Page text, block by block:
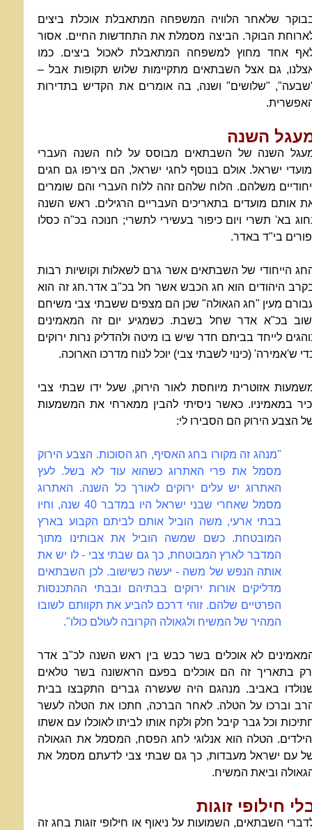
שלאחר הלוויה המשפחה המתאבלת אוכלת ביצים
הבוקר. הביצה מסמלת את התחדשות החיים. אסור
אחד מחוץ למשפחה המתאבלת לאכול ביצים. כמו
גם אצל השבתאים מתקיימות שלוש תקופות אבל –
"שלושים" ושנה, בה אומרים את הקדיש בתדירות
השנה
השנה של השבתאים מבוסס על לוח השנה העברי
ישראל. אולם בנוסף לחגי ישראל, הם צירפו גם חגים
משלהם. הלוח שלהם זהה ללוח העברי והם שומרים
אותם מועדים בתאריכים העבריים הרגילים. ראש השנה
בא' תשרי ויום כיפור בעשירי לתשרי; חנוכה בכ"ה כסלו
בי"ד באדר.
הייחודי של השבתאים אשר גרם לשאלות וקושיות רבות
היהודים הוא חג הכבש אשר חל בכ"ב אדר.חג זה הוא
מעין "חג הגאולה" שכן הם מצפים ששבתי צבי משיחם
בכ"א אדר שחל בשבת. כשמגיע יום זה המאמינים
לייחד בביתם חדר שיש בו מיטה ולהדליק נרות ירוקים
ש'אמירה' (כינוי לשבתי צבי) יוכל לנוח מדרכו הארוכה.
אזוטרית מיוחסת לאור הירוק, שעל ידו שבתי צבי
במאמיניו. כאשר ניסיתי להבין ממארחי את המשמעות
הצבע הירוק הם הסבירו לי:
"מנהג זה מקורו בחג האסיף, חג הסוכות. הצבע הירוק
מסמל את פרי האתרוג כשהוא עוד לא בשל. לעץ
האתרוג יש עלים ירוקים לאורך כל השנה. האתרוג
מסמל שאחרי שבני ישראל היו במדבר 40 שנה, וחיו
בבתי ארעי, משה הוביל אותם לביתם הקבוע בארץ
המובטחת. כשם שמשה הוביל את אבותינו מתוך
המדבר לארץ המבוטחת, כך גם שבתי צבי - לו יש את
אותה הנפש של משה - יעשה כשישוב. לכן השבתאים
מדליקים אורות ירוקים בבתיהם ובבתי ההתכנסות
הפרטיים שלהם. זוהי דרכם להביע את תקוותם לשובו
המהיר של המשיח ולגאולה הקרובה לעולם כולו".
לא אוכלים בשר כבש בין ראש השנה לכ"ב אדר
בתאריך זה הם אוכלים בפעם הראשונה בשר טלאים
באביב. מנהגם היה שעשרה גברים התקבצו בבית
וברכו על הטלה. לאחר הברכה, חתכו את הטלה לעשר
וכל גבר קיבל חלק ולקח אותו לביתו לאוכלו עם אשתו
הטלה הוא אנלוגי לחג הפסח, המסמל את הגאולה
עם ישראל מעבדות, כך גם שבתי צבי לדעתם מסמל את
וביאת המשיח.
חילופי זוגות
השבתאים, השמועות על ניאוף או חילופי זוגות בחג זה